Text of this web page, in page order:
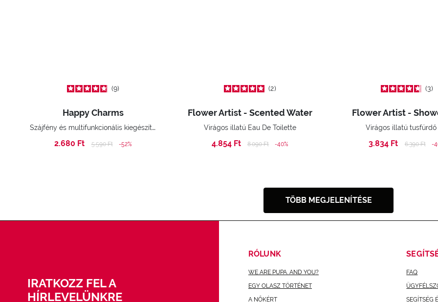
9
Happy Charms
Szájfény és multifunkcionális kiegészítők
2.680 Ft
Price reduced from
5.590 Ftto -52%
2
Flower Artist - Scented Water
Virágos illatú Eau De Toilette
4.854 Ft Price reduced from
8.090 Ftto -40%
3
Flower Artist -
Virágos illatú tusfürdő
3.834 Ft Price
6.390 Ftto -
TÖBB MEGJELENÍTÉSE
IRATKOZZ FEL A
HÍRLEVELÜNKRE
RÓLUNK
WE ARE PUPA. AND YOU?
EGY OLASZ TÖRTÉNET
A NŐKÉRT
FAQ
SEGÍTSÉG